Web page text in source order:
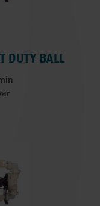
DUTY BALL